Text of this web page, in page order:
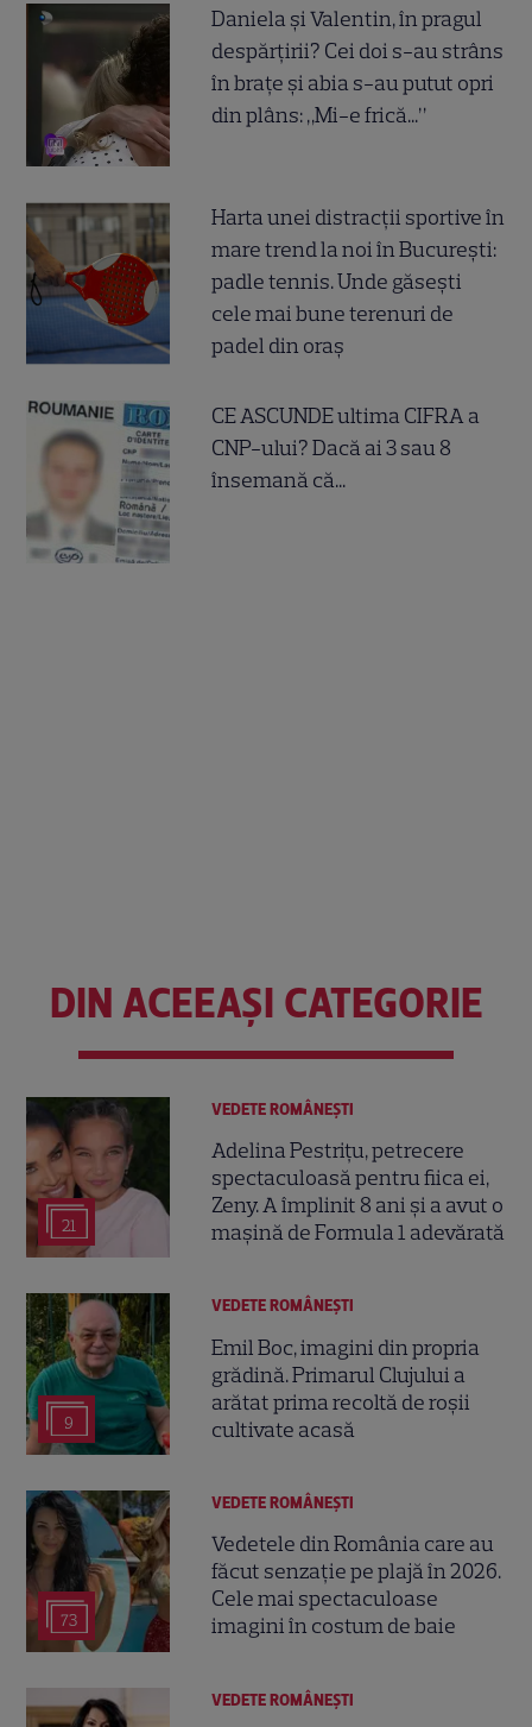
Daniela și Valentin, în pragul
despărțirii? Cei doi s-au strâns
în brațe și abia s-au putut opri
din plâns: „Mi-e frică...”
Harta unei distracții sportive în
mare trend la noi în București:
padle tennis. Unde găsești
cele mai bune terenuri de
padel din oraș
CE ASCUNDE ultima CIFRA a
CNP-ului? Dacă ai 3 sau 8
însemană că...
DIN ACEEAȘI CATEGORIE
21
VEDETE ROMÂNEŞTI
Adelina Pestrițu, petrecere
spectaculoasă pentru fiica ei,
Zeny. A împlinit 8 ani și a avut o
mașină de Formula 1 adevărată
9
VEDETE ROMÂNEŞTI
Emil Boc, imagini din propria
grădină. Primarul Clujului a
arătat prima recoltă de roșii
cultivate acasă
73
VEDETE ROMÂNEŞTI
Vedetele din România care au
făcut senzație pe plajă în 2026.
Cele mai spectaculoase
imagini în costum de baie
VEDETE ROMÂNEŞTI